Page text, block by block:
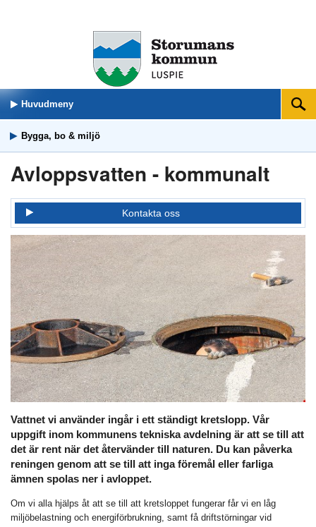
Huvudmeny Sök
Bygga, bo & miljö
Avloppsvatten - kommunalt
Kontakta oss
Vattnet vi använder ingår i ett ständigt kretslopp. Vår
uppgift inom kommunens tekniska avdelning är att se till att
det är rent när det återvänder till naturen. Du kan påverka
reningen genom att se till att inga föremål eller farliga
ämnen spolas ner i avloppet.
Om vi alla hjälps åt att se till att kretsloppet fungerar får vi en låg
miljöbelastning och energiförbrukning, samt få driftstörningar vid